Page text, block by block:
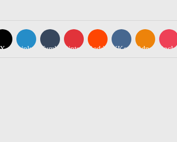
X LinkedInTumblr PinterestReddit VKontakteOdnoklassniki
Pocket